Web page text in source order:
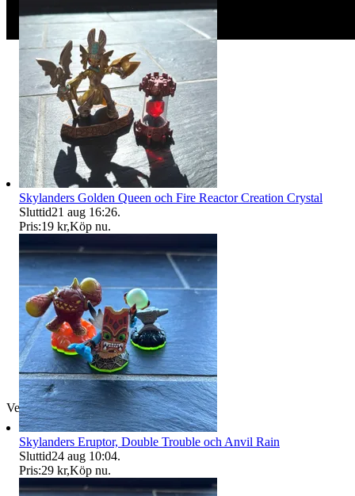
Verifierad
Skylanders Golden Queen och Fire Reactor Creation Crystal
Sluttid21 aug 16:26.
Pris:19 kr,Köp nu.
Skylanders Eruptor, Double Trouble och Anvil Rain
Sluttid24 aug 10:04.
Pris:29 kr,Köp nu.